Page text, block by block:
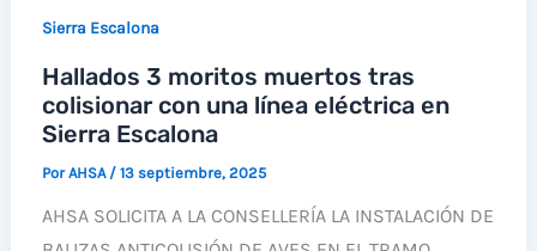
Sierra Escalona
Hallados 3 moritos muertos tras
colisionar con una línea eléctrica en
Sierra Escalona
PorAHSA / 13 septiembre, 2025
AHSA SOLICITA A LA CONSELLERÍA LA INSTALACIÓN DE